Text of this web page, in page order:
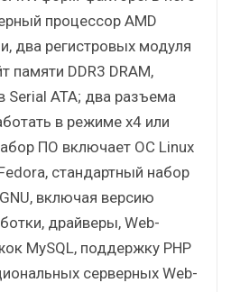
процессор AMD
два регистровых модуля
памяти DDR3 DRAM,
Serial ATA; два разъема
в режиме x4 или
ПО включает ОС Linux
стандартный набор
включая версию
драйверы, Web-
MySQL, поддержку PHP
серверных Web-